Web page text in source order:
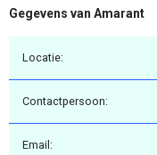
Gegevens van Amarant
Locatie:
Contactpersoon:
Email: